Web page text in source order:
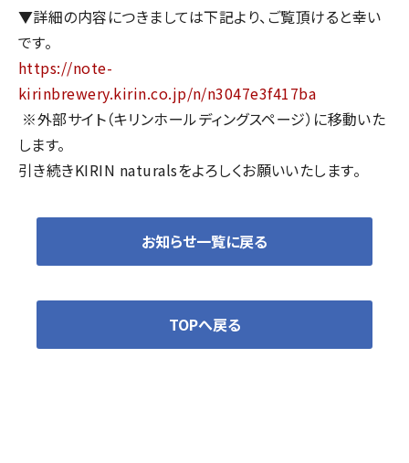
▼詳細の内容につきましては下記より、ご覧頂けると幸い
です。
https://note-
kirinbrewery.kirin.co.jp/n/n3047e3f417ba
※外部サイト（キリンホールディングスページ）に移動いた
します。
引き続きKIRIN naturalsをよろしくお願いいたします。
お知らせ一覧に戻る
TOPへ戻る